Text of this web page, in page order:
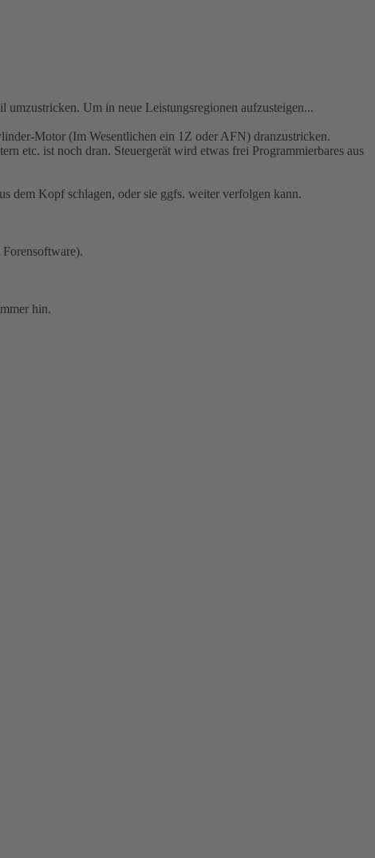
Um in neue Leistungsregionen aufzusteigen...
Motor (Im Wesentlichen ein 1Z oder AFN) dranzustricken.
etc. ist noch dran. Steuergerät wird etwas frei Programmierbares aus
dem Kopf schlagen, oder sie ggfs. weiter verfolgen kann.
hin.